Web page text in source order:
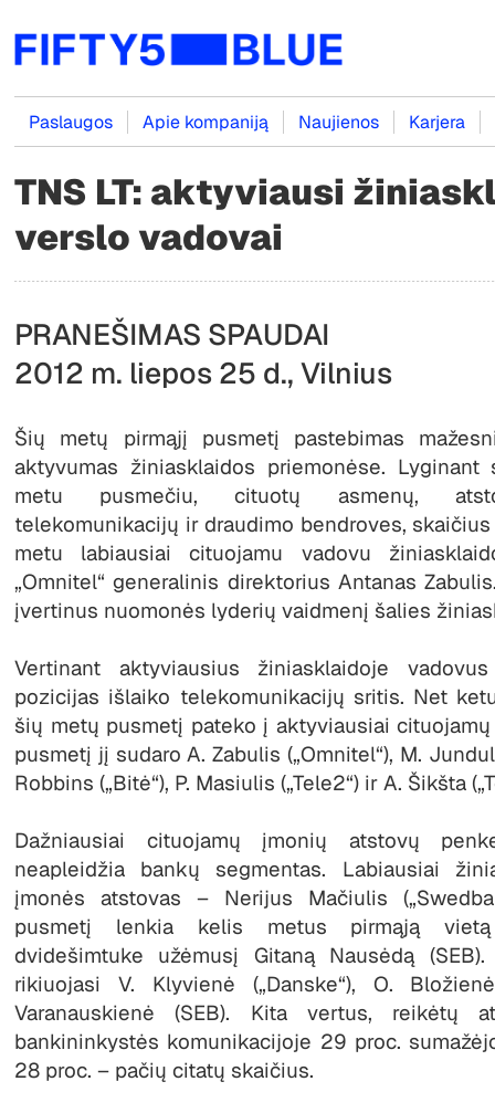
Paslaugos Apie kompaniją Naujienos Karjera
TNS LT: aktyviausi
verslo vadovai
PRANEŠIMAS SPAUDAI
2012 m. liepos 25 d., Vilnius
Šių metų pirmąjį pusmetį pastebimas
aktyvumas žiniasklaidos priemonėse.
metu pusmečiu, cituotų asmenų,
telekomunikacijų ir draudimo bendroves, skaičius
metu labiausiai cituojamu vadovu
„Omnitel“ generalinis direktorius Antanas
įvertinus nuomonės lyderių vaidmenį šalies
Vertinant aktyviausius žiniasklaidoje
pozicijas išlaiko telekomunikacijų sritis. Net
šių metų pusmetį pateko į aktyviausiai
pusmetį jį sudaro A. Zabulis („Omnitel“), M.
Robbins („Bitė“), P. Masiulis („Tele2“) ir A. Šikšta
Dažniausiai cituojamų įmonių atstovų
neapleidžia bankų segmentas. Labiausiai
įmonės atstovas – Nerijus Mačiulis
pusmetį lenkia kelis metus pirmąją
dvidešimtuke užėmusį Gitaną Nausėdą
rikiuojasi V. Klyvienė („Danske“), O.
Varanauskienė (SEB). Kita vertus, reikėtų
bankininkystės komunikacijoje 29 proc.
28 proc. – pačių citatų skaičius.